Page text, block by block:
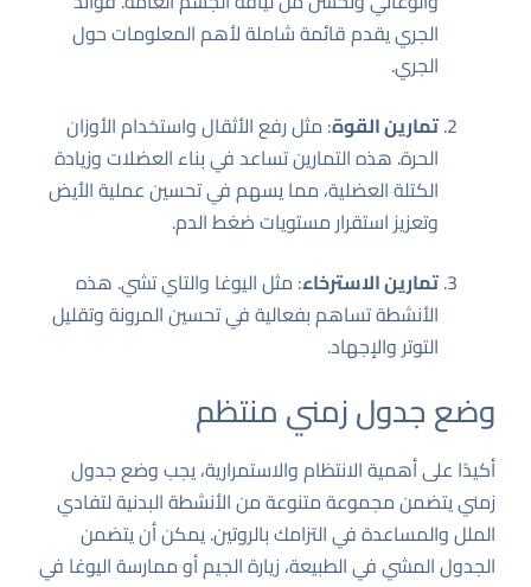
الجرييقدم قائمة شاملة لأهم المعلومات حول
الجري.
تمارين القوة: مثل رفع الأثقال واستخدام الأوزان
الحرة. هذه التمارين تساعد في بناء العضلات وزيادة
الكتلة العضلية، مما يسهم في تحسين عملية الأيض
وتعزيز استقرار مستويات ضغط الدم.
تمارين الاسترخاء: مثل اليوغا والتاي تشي. هذه
الأنشطة تساهم بفعالية في تحسين المرونة وتقليل
التوتر والإجهاد.
وضع جدول زمني منتظم
أكيدًا على أهمية الانتظام والاستمرارية، يجب وضع جدول
زمني يتضمن مجموعة متنوعة من الأنشطة البدنية لتفادي
الملل والمساعدة في التزامك بالروتين. يمكن أن يتضمن
الجدول المشي في الطبيعة، زيارة الجيم أو ممارسة اليوغا في